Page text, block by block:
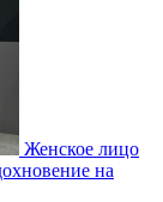
Женское лицо
на